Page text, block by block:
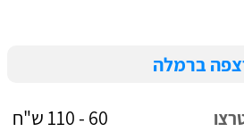
ברמלה
60 - 110 ש"ח